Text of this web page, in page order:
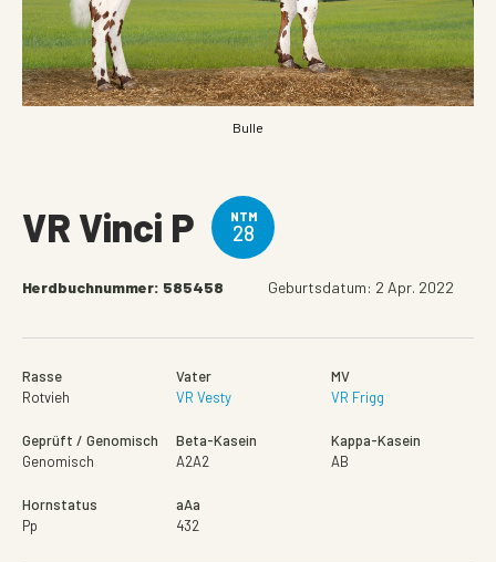
Bulle
VR Vinci P NTM
28
Herdbuchnummer: 585458 Geburtsdatum: 2 Apr. 2022
Rasse
Rotvieh
Vater
VR Vesty
MV
VR Frigg
Geprüft / Genomisch
Genomisch
Beta-Kasein
A2A2
Kappa-Kasein
AB
Hornstatus
Pp
aAa
432